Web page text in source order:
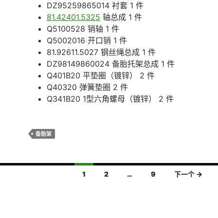
DZ95259865014 衬套 1 件
81.42401.5325 轴总成 1 件
Q5100528 销轴 1 件
Q5002016 开口销 1 件
81.92611.5027 钢丝绳总成 1 件
DZ98149860024 备胎托架总成 1 件
Q401B20 平垫圈（镀锌） 2 件
Q40320 弹簧垫圈 2 件
Q341B20 1型六角螺母（镀锌） 2 件
备胎架
1 2 … 9 下一个 →